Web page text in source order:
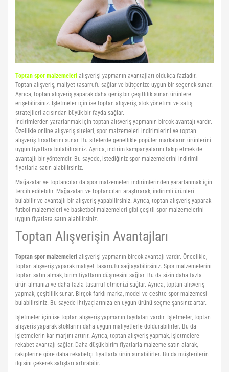
Toptan spor malzemeleri alışverişi yapmanın avantajları oldukça fazladır.
Toptan alışveriş, maliyet tasarrufu sağlar ve bütçenize uygun bir seçenek sunar.
Ayrıca, toptan alışveriş yaparak daha geniş bir çeşitlilik sunan ürünlere
erişebilirsiniz. İşletmeler için ise toptan alışveriş, stok yönetimi ve satış
stratejileri açısından büyük bir fayda sağlar.
İndirimlerden yararlanmak için toptan alışveriş yapmanın birçok avantajı vardır.
Özellikle online alışveriş siteleri, spor malzemeleri indirimlerini ve toptan
alışveriş fırsatlarını sunar. Bu sitelerde genellikle popüler markaların ürünlerini
uygun fiyatlara bulabilirsiniz. Ayrıca, indirim kampanyalarını takip etmek de
avantajlı bir yöntemdir. Bu sayede, istediğiniz spor malzemelerini indirimli
fiyatlarla satın alabilirsiniz.
Mağazalar ve toptancılar da spor malzemeleri indirimlerinden yararlanmak için
tercih edilebilir. Mağazaları ve toptancıları araştırarak, indirimli ürünleri
bulabilir ve avantajlı bir alışveriş yapabilirsiniz. Ayrıca, toptan alışveriş yaparak
futbol malzemeleri ve basketbol malzemeleri gibi çeşitli spor malzemelerini
uygun fiyatlara satın alabilirsiniz.
Toptan Alışverişin Avantajları
Toptan spor malzemeleri alışverişi yapmanın birçok avantajı vardır. Öncelikle,
toptan alışveriş yaparak maliyet tasarrufu sağlayabilirsiniz. Spor malzemelerini
toptan satın almak, birim fiyatların düşmesini sağlar. Bu da sizin daha fazla
ürün almanızı ve daha fazla tasarruf etmenizi sağlar. Ayrıca, toptan alışveriş
yapmak, çeşitlilik sunar. Birçok farklı marka, model ve çeşitte spor malzemesi
bulabilirsiniz. Bu sayede ihtiyaçlarınıza en uygun ürünü seçme şansınız artar.
İşletmeler için ise toptan alışveriş yapmanın faydaları vardır. İşletmeler, toptan
alışveriş yaparak stoklarını daha uygun maliyetlerle doldurabilirler. Bu da
işletmelerin kar marjını artırır. Ayrıca, toptan alışveriş yapmak, işletmelere
rekabet avantajı sağlar. Daha düşük birim fiyatlarla malzeme satın alarak,
rakiplerine göre daha rekabetçi fiyatlarla ürün sunabilirler. Bu da müşterilerin
ilgisini çekerek satışları artırabilir.
Pilates Topları
Pilates&Yoga Mat Çantası
Pillates Lastikleri
Pompalar
Step Tahtası
Twister
Yoga Balance
Yoga Block
Yoga Fly
Yoga Matı
Yoga Roller
Futsal Topları
Golbol
Kaleci Eldivenleri
Kaptanlık Pazubandı
Tekmelikler
Huni Çanak-Huni Setler
Koordinasyon Çemberi
Korner Direği
Sağlık Topları
Skor Tabelası
Slalom Set
Suluklar
Taktik Tahtası
Top Pompası
Top Taşıma Aparatları
Punchingball Eldiveni
Suspansuarlar
Tekvando
Kesik Eldivenler
Kettle Dambıl
Kondisyon Küreği
Mekik Aletleri
Sehpalar
Tırmanma Halatları